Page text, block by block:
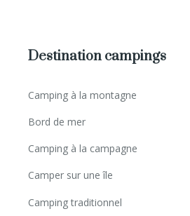
Destination campings
Camping à la montagne
Bord de mer
Camping à la campagne
Camper sur une île
Camping traditionnel